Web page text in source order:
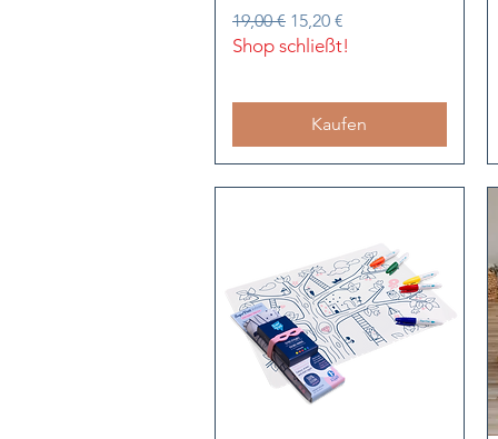
Standardpreis
19,00 € Sale-Preis
15,20 €
Shop schließt!
Kaufen